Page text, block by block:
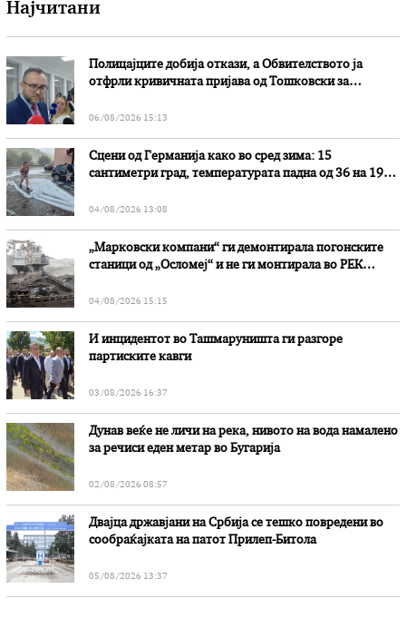
Најчитани
Полицајците добија откази, а Обвителството ја
отфрли кривичната пријава од Тошковски за
06/08/2026 15:13
Сцени од Германија како во сред зима: 15
сантиметри град, температурата падна од 36 на 19
04/08/2026 13:08
„Марковски компани“ ги демонтирала погонските
станици од „Осломеј“ и не ги монтирала во РЕК
04/08/2026 15:15
И инцидентот во Ташмаруништa ги разгоре
партиските кавги
03/08/2026 16:37
Дунав веќе не личи на река, нивото на вода намалено
за речиси еден метар во Бугарија
02/08/2026 08:57
Двајца државјани на Србија се тешко повредени во
сообраќајката на патот Прилеп-Битола
05/08/2026 13:37